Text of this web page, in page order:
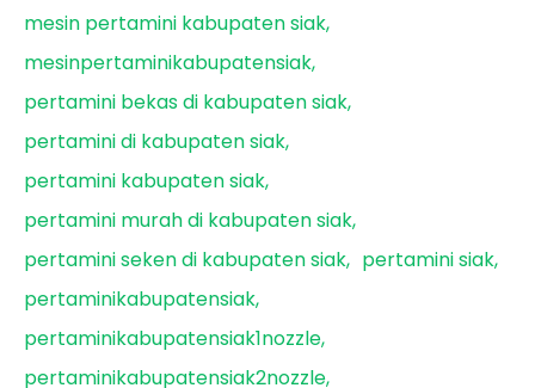
mesin pertamini kabupaten siak
mesinpertaminikabupatensiak
pertamini bekas di kabupaten siak
pertamini di kabupaten siak
pertamini kabupaten siak
pertamini murah di kabupaten siak
pertamini seken di kabupaten siak
pertamini siak
pertaminikabupatensiak
pertaminikabupatensiak1nozzle
pertaminikabupatensiak2nozzle